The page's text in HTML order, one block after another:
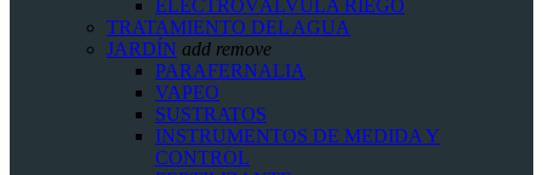
ELECTROVÁLVULA RIEGO
TRATAMIENTO DEL AGUA
JARDÍN add remove
PARAFERNALIA
VAPEO
SUSTRATOS
INSTRUMENTOS DE MEDIDA Y
CONTROL